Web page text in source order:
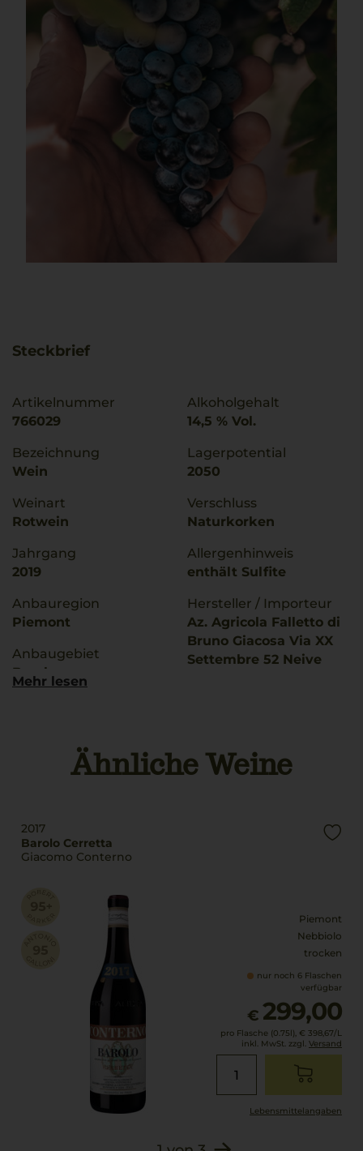
Steckbrief
Artikelnummer
766029
Bezeichnung
Wein
Weinart
Rotwein
Jahrgang
2019
Anbauregion
Piemont
Anbaugebiet
Barolo
Rebsorten
100% Nebbiolo
18 °C
Alkoholgehalt
14,5 % Vol.
Lagerpotential
2050
Verschluss
Naturkorken
Allergenhinweis
enthält Sulfite
Hersteller / Importeur
Az. Agricola Falletto di
Bruno Giacosa Via XX
Settembre 52 Neive
Füllmenge
0,75 L
Mehr lesen
Ähnliche Weine
2017
Barolo Cerretta
Giacomo Conterno
Piemont
Nebbiolo
trocken
nur noch 6 Flaschen
verfügbar
€ 299,00
pro Flasche (0.75l), € 398,67/L
inkl. MwSt. zzgl. Versand
Lebensmittel­angaben